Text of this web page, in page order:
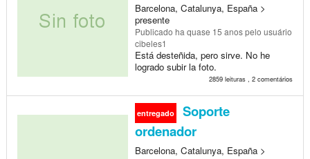
Barcelona, Catalunya, España >
presente
Publicado ha quase 15 anospelo usuário
cibeles1
Está desteñida, pero sirve. No he
logrado subir la foto.
2859 leituras , 2 comentários
entregado
Soporte
ordenador
Barcelona, Catalunya, España >